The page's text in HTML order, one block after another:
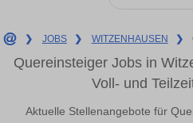
❯ JOBS ❯ WITZENHAUSEN ❯
Quereinsteiger Jobs in
Voll- und
Aktuelle Stellenangebote für